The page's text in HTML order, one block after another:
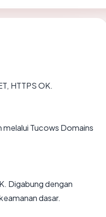
HTTPS OK.
Tucows Domains
Digabung dengan
dasar.